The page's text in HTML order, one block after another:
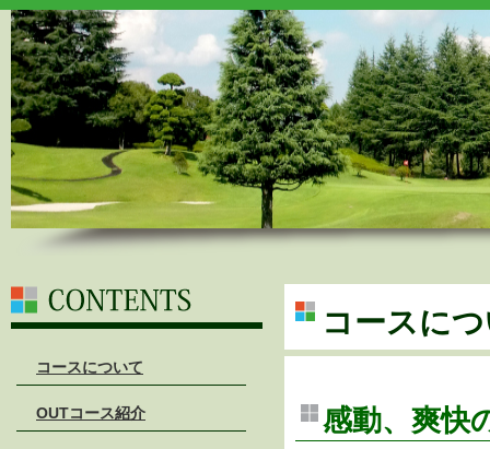
コースについて
OUTコース紹介
コースに
感動、爽快